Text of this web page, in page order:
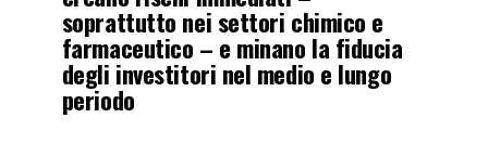
soprattutto nei settori chimico e
farmaceutico – e minano la fiducia
degli investitori nel medio e lungo
periodo